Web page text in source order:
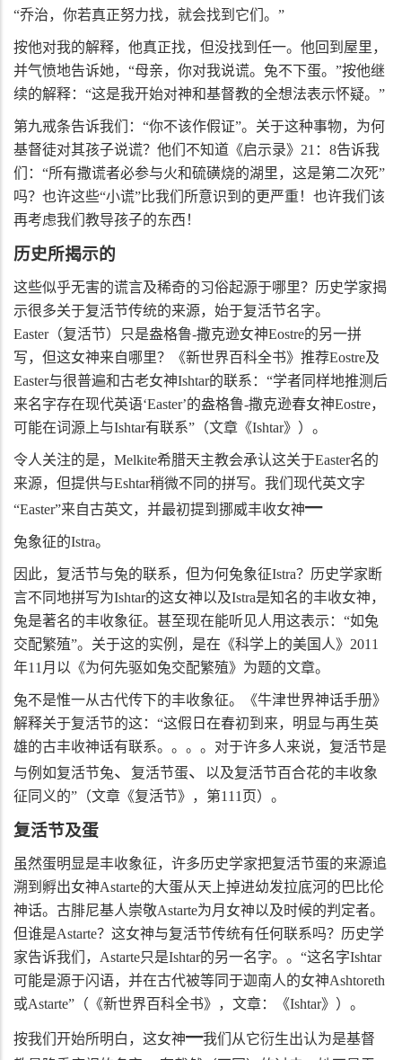
“乔治，你若真正努力找，就会找到它们。”
按他对我的解释，他真正找，但没找到任一。他回到屋里，
并气愤地告诉她，“母亲，你对我说谎。兔不下蛋。”按他继
续的解释：“这是我开始对神和基督教的全想法表示怀疑。”
第九戒条告诉我们：“你不该作假证”。关于这种事物，为何
基督徒对其孩子说谎？他们不知道《启示录》 21 ： 8告诉我
们：“所有撒谎者必参与火和硫磺烧的湖里，这是第二次死”
吗？也许这些“小谎”比我们所意识到的更严重！也许我们该
再考虑我们教导孩子的东西！
历史所揭示的
这些似乎无害的谎言及稀奇的习俗起源于哪里？历史学家揭
示很多关于复活节传统的来源，始于复活节名字。
Easter（复活节）只是盎格鲁-撒克逊女神Eostre的另一拼
写，但这女神来自哪里？《新世界百科全书》推荐Eostre及
Easter与很普遍和古老女神Ishtar的联系：“学者同样地推测后
来名字存在现代英语‘Easter’的盎格鲁-撒克逊春女神Eostre，
可能在词源上与Ishtar有联系”（文章《Ishtar》）。
令人关注的是， Melkite希腊天主教会承认这关于Easter名的
来源，但提供与Eshtar稍微不同的拼写。我们现代英文字
“Easter”来自古英文，并最初提到挪威丰收女神━
兔象征的Istra。
因此，复活节与兔的联系，但为何兔象征Istra？历史学家断
言不同地拼写为Ishtar的这女神以及Istra是知名的丰收女神，
兔是著名的丰收象征。甚至现在能听见人用这表示：“如兔
交配繁殖”。关于这的实例，是在《科学上的美国人》 2011
年11 月以《为何先驱如兔交配繁殖》为题的文章。
兔不是惟一从古代传下的丰收象征。《牛津世界神话手册》
解释关于复活节的这：“这假日在春初到来，明显与再生英
雄的古丰收神话有联系。。。。对于许多人来说，复活节是
与例如复活节兔、 复活节蛋、
以及复活节百合花的丰收象
征同义的”（文章《复活节》，第111 页）。
复活节及蛋
虽然蛋明显是丰收象征，许多历史学家把复活节蛋的来源追
溯到孵出女神Astarte的大蛋从天上掉进幼发拉底河的巴比伦
神话。古腓尼基人崇敬Astarte为月女神以及时候的判定者。
但谁是Astarte？这女神与复活节传统有任何联系吗？历史学
家告诉我们， Astarte只是Ishtar的另一名字。。“这名字Ishtar
可能是源于闪语，并在古代被等同于迦南人的女神Ashtoreth
或Astarte”（《新世界百科全书》，文章：《Ishtar》）。
按我们开始所明白，这女神━我们从它衍生出认为是基督